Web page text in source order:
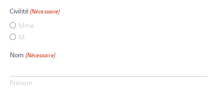
Civilité(Nécessaire)
Mme
M.
Nom (Nécessaire)
Prénom